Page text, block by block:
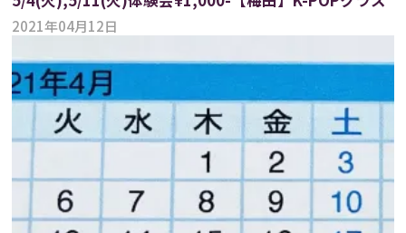
2021年04月12日